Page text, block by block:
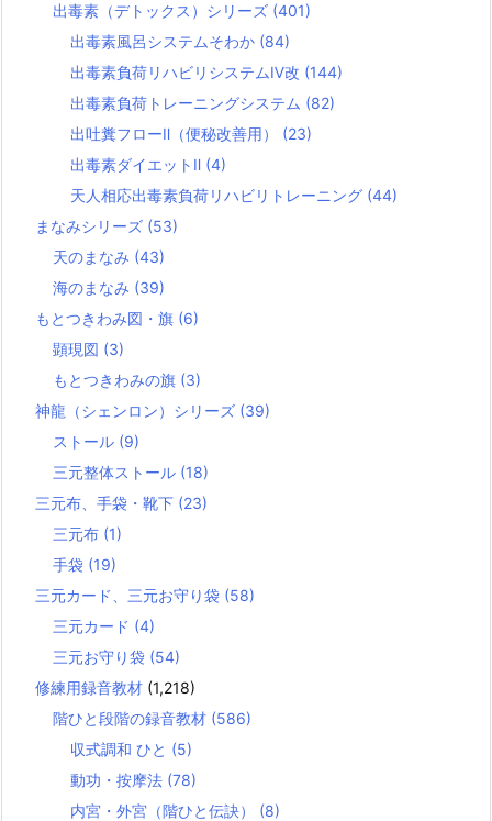
出毒素（デトックス）シリーズ (401)
出毒素風呂システムそわか (84)
出毒素負荷リハビリシステムⅣ改 (144)
出毒素負荷トレーニングシステム (82)
出吐糞フローⅡ（便秘改善用） (23)
出毒素ダイエットⅡ (4)
天人相応出毒素負荷リハビリトレーニング (44)
まなみシリーズ (53)
天のまなみ (43)
海のまなみ (39)
もとつきわみ図・旗 (6)
顕現図 (3)
もとつきわみの旗 (3)
神龍（シェンロン）シリーズ (39)
ストール (9)
三元整体ストール (18)
三元布、手袋・靴下 (23)
三元布 (1)
手袋 (19)
三元カード、三元お守り袋 (58)
三元カード (4)
三元お守り袋 (54)
修練用録音教材 (1,218)
階ひと段階の録音教材 (586)
収式調和 ひと (5)
動功・按摩法 (78)
内宮・外宮（階ひと伝訣） (8)